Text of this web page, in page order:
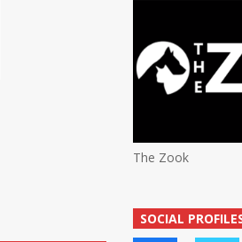
The Zook
SOCIAL